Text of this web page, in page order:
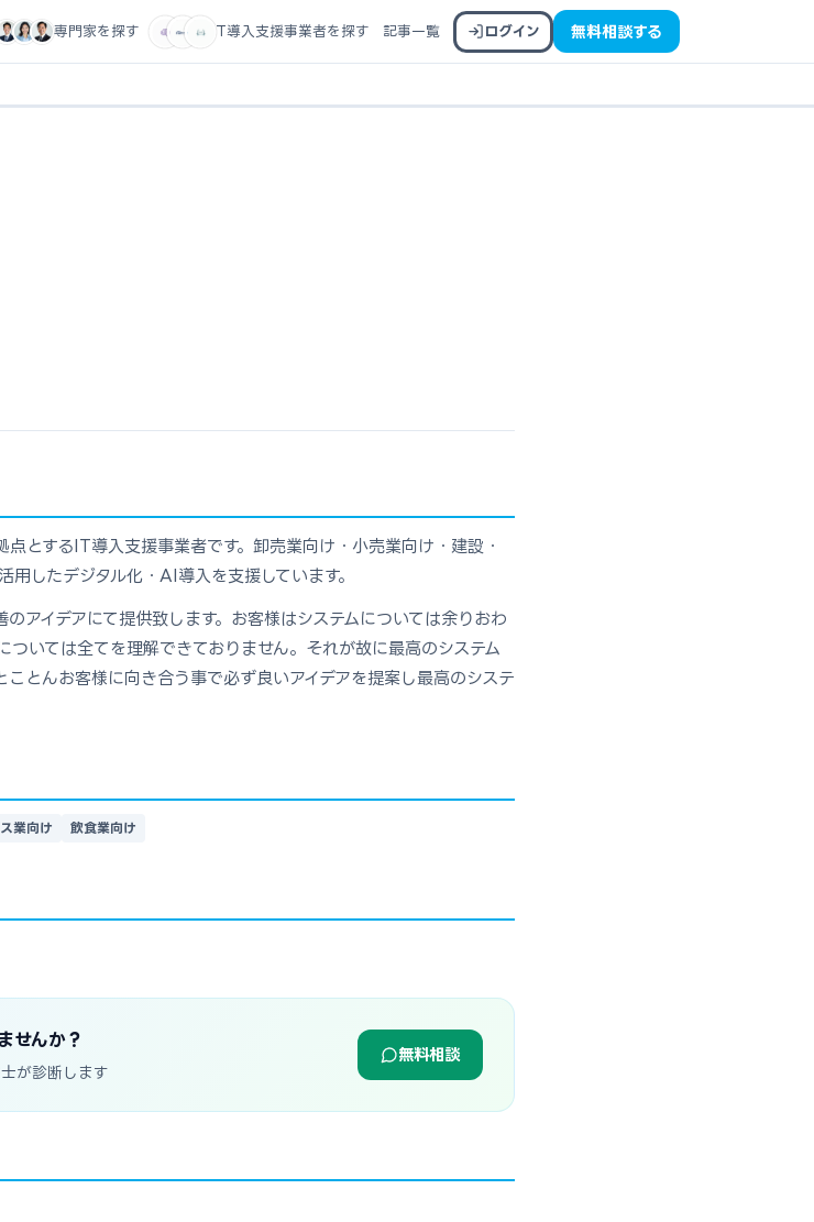
専門家を探す IT導入支援事業者を探す 記事一覧 ログイン 無料相談する
とするIT導入支援事業者です。卸売業向け・小売業向け・建設・
したデジタル化・AI導入を支援しています。
アイデアにて提供致します。お客様はシステムについては余りおわ
いては全てを理解できておりません。それが故に最高のシステム
とんお客様に向き合う事で必ず良いアイデアを提案し最高のシステ
業向け 飲食業向け
せんか？
が診断します
無料相談